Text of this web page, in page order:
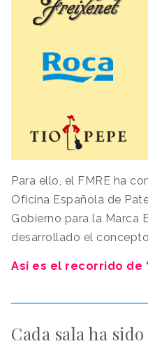
Para ello, el FMRE ha
Oficina Española de
Gobierno para la Marca
desarrollado el
Así es el recorrido de
Cada sala ha sido